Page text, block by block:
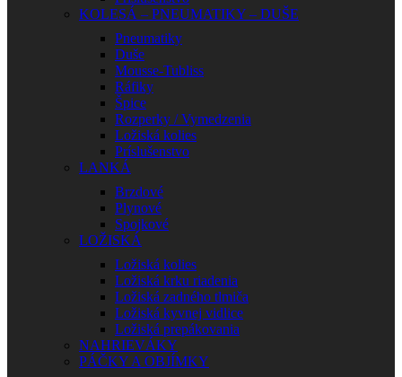
KOLESÁ – PNEUMATIKY – DUŠE
Pneumatiky
Duše
Mousse-Tubliss
Ráfiky
Špice
Rozperky / Vymedzenia
Ložiská kolies
Príslušenstvo
LANKÁ
Brzdové
Plynové
Spojkové
LOŽISKÁ
Ložiská kolies
Ložiská krku riadenia
Ložiská zadného tlmiča
Ložiská kyvnej vidlice
Ložiská prepákovania
NAHRIEVÁKY
PÁČKY A OBJÍMKY